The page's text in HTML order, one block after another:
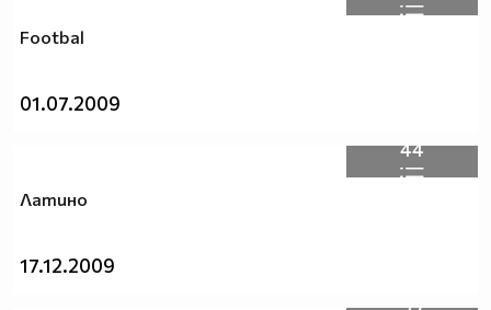
Популяризирайте Вашата
Сали Летиф Сали
Footbal
01.07.2009
44
Латино
17.12.2009